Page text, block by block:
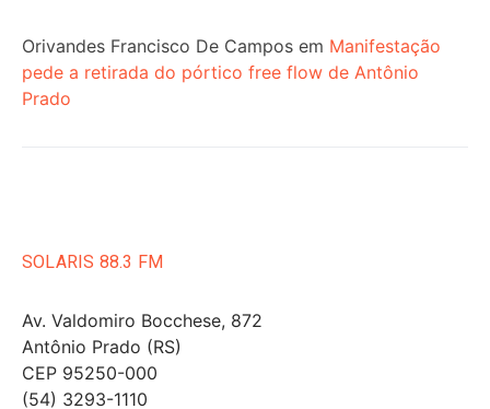
Orivandes Francisco De Campos em Manifestação
pede a retirada do pórtico free flow de Antônio
Prado
SOLARIS 88.3 FM
Av. Valdomiro Bocchese, 872
Antônio Prado (RS)
CEP 95250-000
(54) 3293-1110